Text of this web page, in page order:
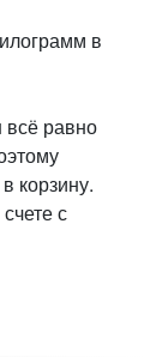
в
всё равно
корзину.
с